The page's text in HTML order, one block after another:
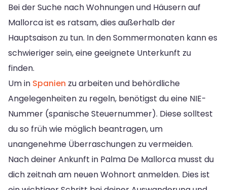
Bei der Suche nach Wohnungen und Häusern auf
Mallorca ist es ratsam, dies außerhalb der
Hauptsaison zu tun. In den Sommermonaten kann es
schwieriger sein, eine geeignete Unterkunft zu
finden.
Um in Spanien zu arbeiten und behördliche
Angelegenheiten zu regeln, benötigst du eine NIE-
Nummer (spanische Steuernummer). Diese solltest
du so früh wie möglich beantragen, um
unangenehme Überraschungen zu vermeiden.
Nach deiner Ankunft in Palma De Mallorca musst du
dich zeitnah am neuen Wohnort anmelden. Dies ist